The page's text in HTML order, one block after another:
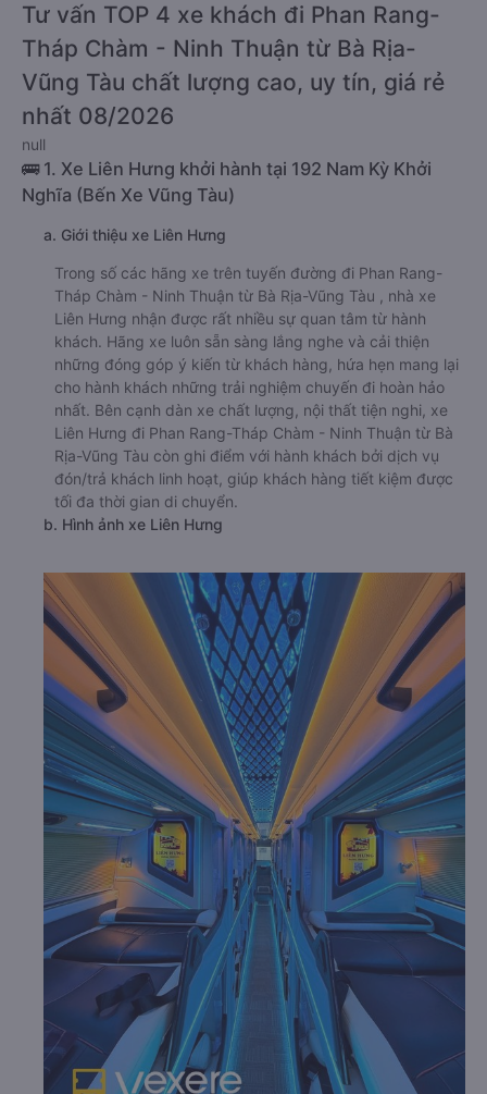
Tư vấn TOP 4 xe khách đi Phan Rang-
Tháp Chàm - Ninh Thuận từ Bà Rịa-
Vũng Tàu chất lượng cao, uy tín, giá rẻ
nhất 08/2026
null
🚌 1. Xe Liên Hưng khởi hành tại 192 Nam Kỳ Khởi
Nghĩa (Bến Xe Vũng Tàu)
a. Giới thiệu xe Liên Hưng
Trong số các hãng xe trên tuyến đường đi Phan Rang-
Tháp Chàm - Ninh Thuận từ Bà Rịa-Vũng Tàu , nhà xe
Liên Hưng nhận được rất nhiều sự quan tâm từ hành
khách. Hãng xe luôn sẵn sàng lắng nghe và cải thiện
những đóng góp ý kiến từ khách hàng, hứa hẹn mang lại
cho hành khách những trải nghiệm chuyến đi hoàn hảo
nhất. Bên cạnh dàn xe chất lượng, nội thất tiện nghi, xe
Liên Hưng đi Phan Rang-Tháp Chàm - Ninh Thuận từ Bà
Rịa-Vũng Tàu còn ghi điểm với hành khách bởi dịch vụ
đón/trả khách linh hoạt, giúp khách hàng tiết kiệm được
tối đa thời gian di chuyển.
b. Hình ảnh xe Liên Hưng